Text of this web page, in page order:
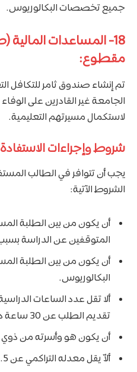
جميع تخصصات البكالوريوس.
18- المساعدات
مقطوع:
تم إنشاء صندوق ثامر للتكافل
الجامعة غير القادرين على الوفاء
لاستكمال مسيرتهم التعليمية.
شروط وإجراءات
يجب أن تتوافر في الطالب
الشروط الآتية:
أن يكون من بين الطلبة
المتوقفين عن الدراسة بسبب
أن يكون من بين الطلبة
البكالوريوس.
ألا تقل عدد الساعات
تقديم الطلب عن 30 ساعة دراسية معتمدة.
أن يكون هو وأسرته من
ألاّ يقل معدله التراكمي عن 2.5 نقطة بتاريخ تقديم الطلب.